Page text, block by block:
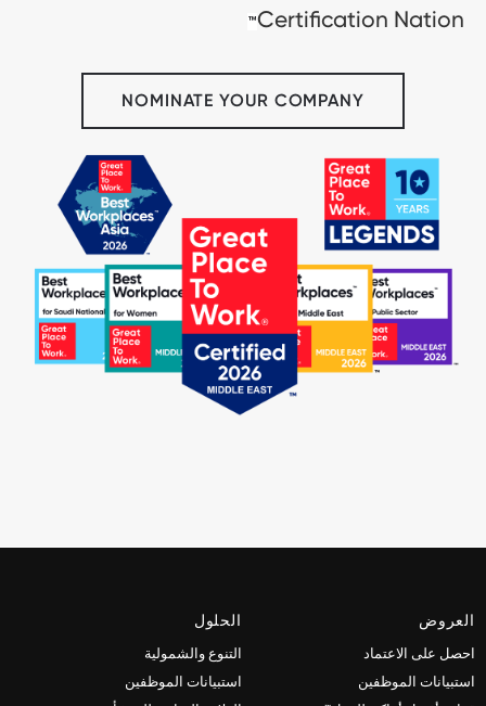
Certification Nation
™
NOMINATE YOUR COMPANY
العروض
احصل على الاعتماد
استبيانات الموظفين
الحلول
التنوع والشمولية
استبيانات الموظفين